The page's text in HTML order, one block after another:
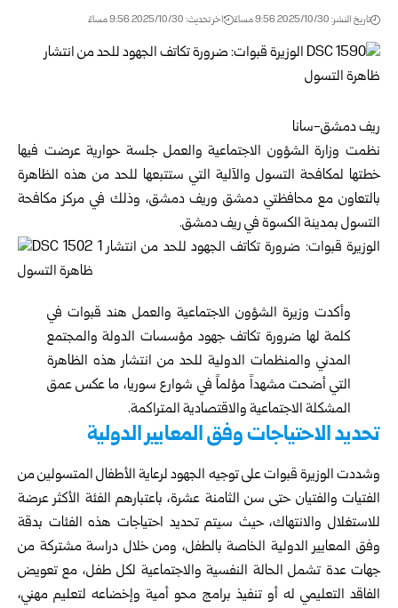
تاريخ النشر: 2025/10/30 9:56 مساءً اخر تحديث: 2025/10/30 9:56 مساءً
ريف دمشق-سانا
نظمت وزارة الشؤون الاجتماعية والعمل جلسة حوارية عرضت فيها
خطتها لمكافحة التسول والآلية التي ستتبعها للحد من هذه الظاهرة
بالتعاون مع محافظتي دمشق وريف دمشق، وذلك في مركز مكافحة
التسول بمدينة الكسوة في ريف دمشق.
وأكدت وزيرة الشؤون الاجتماعية والعمل هند قبوات في
كلمة لها ضرورة تكاتف جهود مؤسسات الدولة والمجتمع
المدني والمنظمات الدولية للحد من انتشار هذه الظاهرة
التي أضحت مشهداً مؤلماً في شوارع سوريا، ما عكس عمق
المشكلة الاجتماعية والاقتصادية المتراكمة.
تحديد الاحتياجات وفق المعايير الدولية
وشددت الوزيرة قبوات على توجيه الجهود لرعاية الأطفال المتسولين من
الفتيات والفتيان حتى سن الثامنة عشرة، باعتبارهم الفئة الأكثر عرضة
للاستغلال والانتهاك، حيث سيتم تحديد احتياجات هذه الفئات بدقة
وفق المعايير الدولية الخاصة بالطفل، ومن خلال دراسة مشتركة من
جهات عدة تشمل الحالة النفسية والاجتماعية لكل طفل، مع تعويض
الفاقد التعليمي له أو تنفيذ برامج محو أمية وإخضاعه لتعليم مهني،